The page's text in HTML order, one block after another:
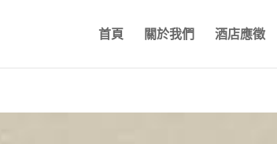
首頁 關於我們 酒店應徵